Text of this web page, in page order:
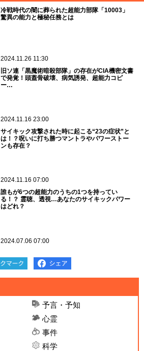
冷戦時代の闇に葬られた超能力部隊「10003」
驚異の能力と極秘任務とは
2024.11.26 11:30
旧ソ連「黒魔術暗殺部隊」の存在がCIA機密文書
で発覚！頭蓋骨破壊、病気誘発、超能力コピ
ー…
2024.11.16 23:00
サイキック攻撃された時に起こる“23の症状”と
は！？呪いに打ち勝つマントラやパワーストー
ンも存在？
2024.11.16 07:00
誰もが6つの超能力のうちの1つを持ってい
る！？ 霊聴、透視…あなたのサイキックパワー
はどれ？
2024.07.06 07:00
予言・予知
心霊
事件
科学